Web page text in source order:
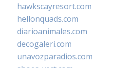
hawkscayresort.com
hellonquads.com
diarioanimales.com
decogaleri.com
unavozparadios.com